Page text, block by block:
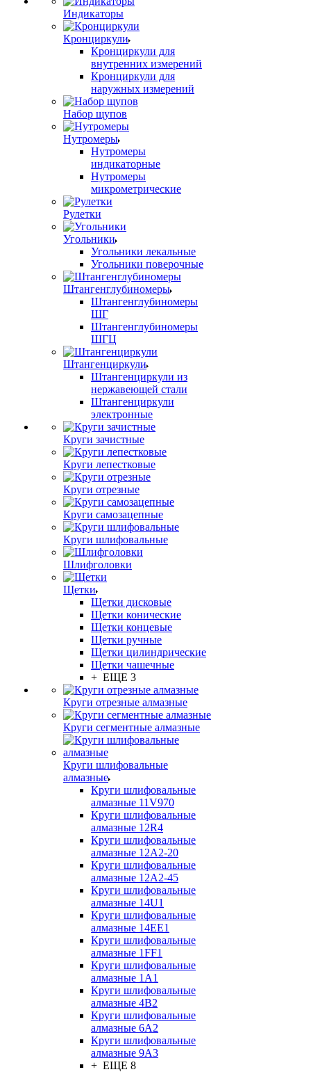
Индикаторы
Кронциркули
Кронциркули для
внутренних измерений
Кронциркули для
наружных измерений
Набор щупов
Нутромеры
Нутромеры
индикаторные
Нутромеры
микрометрические
Рулетки
Угольники
Угольники лекальные
Угольники поверочные
Штангенглубиномеры
Штангенглубиномеры
ШГ
Штангенглубиномеры
ШГЦ
Штангенциркули
Штангенциркули из
нержавеющей стали
Штангенциркули
электронные
Круги зачистные
Круги лепестковые
Круги отрезные
Круги самозацепные
Круги шлифовальные
Шлифголовки
Щетки
Щетки дисковые
Щетки конические
Щетки концевые
Щетки ручные
Щетки цилиндрические
Щетки чашечные
+ ЕЩЕ 3
Круги отрезные алмазные
Круги сегментные алмазные
Круги шлифовальные
алмазные
Круги шлифовальные
алмазные 11V970
Круги шлифовальные
алмазные 12R4
Круги шлифовальные
алмазные 12А2-20
Круги шлифовальные
алмазные 12А2-45
Круги шлифовальные
алмазные 14U1
Круги шлифовальные
алмазные 14ЕЕ1
Круги шлифовальные
алмазные 1FF1
Круги шлифовальные
алмазные 1А1
Круги шлифовальные
алмазные 4В2
Круги шлифовальные
алмазные 6A2
Круги шлифовальные
алмазные 9А3
+ ЕЩЕ 8